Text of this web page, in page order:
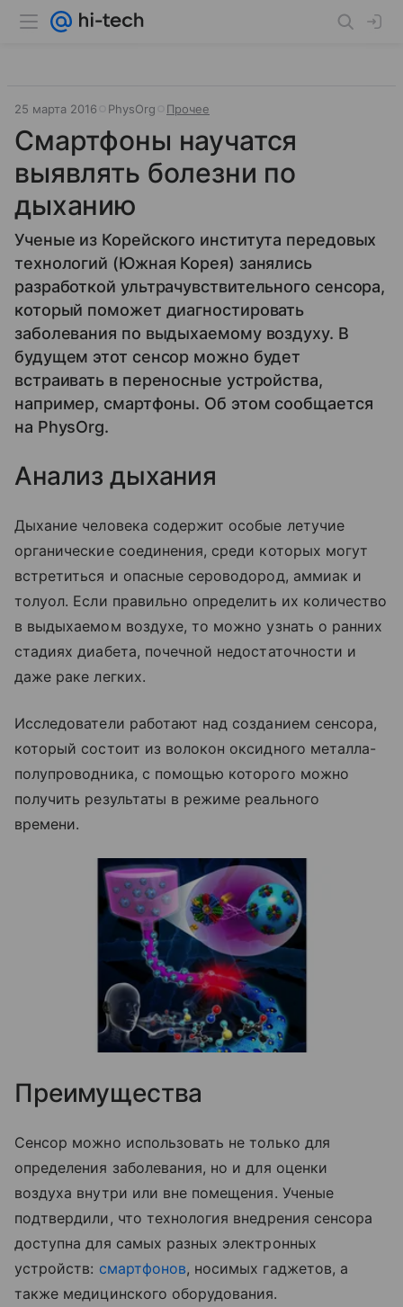
25 марта 2016 PhysOrg Прочее
Смартфоны научатся
выявлять болезни по
дыханию
Ученые из Корейского института передовых
технологий (Южная Корея) занялись
разработкой ультрачувствительного сенсора,
который поможет диагностировать
заболевания по выдыхаемому воздуху. В
будущем этот сенсор можно будет
встраивать в переносные устройства,
например, смартфоны. Об этом сообщается
на PhysOrg.
Анализ дыхания
Дыхание человека содержит особые летучие
органические соединения, среди которых могут
встретиться и опасные сероводород, аммиак и
толуол. Если правильно определить их количество
в выдыхаемом воздухе, то можно узнать о ранних
стадиях диабета, почечной недостаточности и
даже раке легких.
Исследователи работают над созданием сенсора,
который состоит из волокон оксидного металла-
полупроводника, с помощью которого можно
получить результаты в режиме реального
времени.
Преимущества
Сенсор можно использовать не только для
определения заболевания, но и для оценки
воздуха внутри или вне помещения. Ученые
подтвердили, что технология внедрения сенсора
доступна для самых разных электронных
устройств: смартфонов, носимых гаджетов, а
также медицинского оборудования.